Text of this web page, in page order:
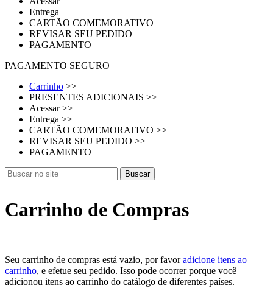
Entrega
CARTÃO COMEMORATIVO
REVISAR SEU PEDIDO
PAGAMENTO
PAGAMENTO SEGURO
Carrinho >>
PRESENTES ADICIONAIS >>
Acessar >>
Entrega >>
CARTÃO COMEMORATIVO >>
REVISAR SEU PEDIDO >>
PAGAMENTO
Buscar
Carrinho de Compras
Seu carrinho de compras está vazio, por favoradicione itens ao
carrinho, e efetue seu pedido. Isso pode ocorrer porque você
adicionou itens ao carrinho do catálogo de diferentes países.